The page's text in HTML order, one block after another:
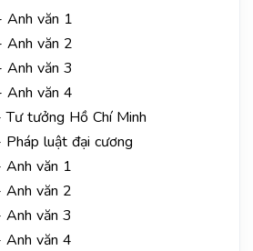
văn 1
văn 2
văn 3
văn 4
tưởng Hồ Chí Minh
luật đại cương
văn 1
văn 2
văn 3
văn 4